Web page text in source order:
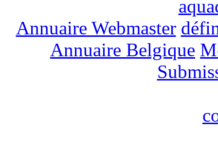
Annuaire Webmaster
Annuaire Belgique